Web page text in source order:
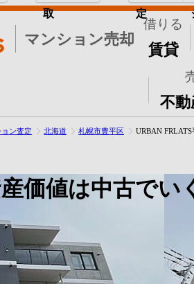
マンション売却
借りる
賃貸
不動
取 定
ン査定 北海道 札幌市豊平区 URBAN FRLATS
価値は中古でい